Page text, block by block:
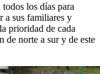
los días para
a sus familiares y
prioridad de cada
de norte a sur y de este